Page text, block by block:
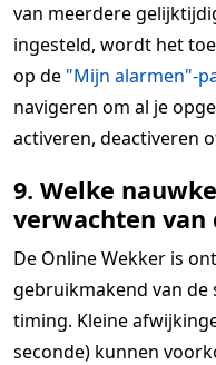
van meerdere
ingesteld, wordt het
op de "Mijn alarmen"-
navigeren om al je
activeren, deactiveren
9. Welke
verwachten van
De Online Wekker is
gebruikmakend van de
timing. Kleine
seconde) kunnen